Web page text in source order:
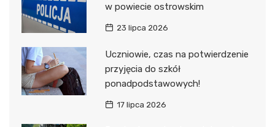
w powiecie ostrowskim
23 lipca 2026
Uczniowie, czas na potwierdzenie
przyjęcia do szkół
ponadpodstawowych!
17 lipca 2026